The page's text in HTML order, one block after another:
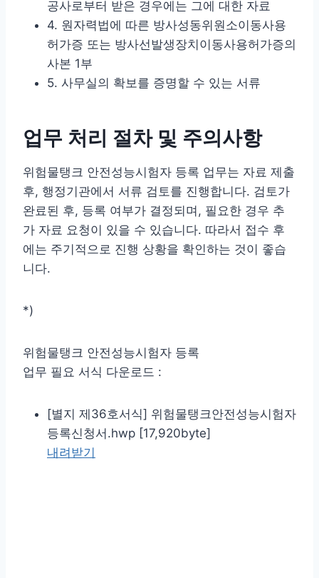
공사로부터 받은 경우에는 그에 대한 자료
4. 원자력법에 따른 방사성동위원소이동사용
허가증 또는 방사선발생장치이동사용허가증의
사본 1부
5. 사무실의 확보를 증명할 수 있는 서류
업무 처리 절차 및 주의사항
위험물탱크 안전성능시험자 등록 업무는 자료 제출
후, 행정기관에서 서류 검토를 진행합니다. 검토가
완료된 후, 등록 여부가 결정되며, 필요한 경우 추
가 자료 요청이 있을 수 있습니다. 따라서 접수 후
에는 주기적으로 진행 상황을 확인하는 것이 좋습
니다.
*)
위험물탱크 안전성능시험자 등록
업무 필요 서식 다운로드 :
[별지 제36호서식] 위험물탱크안전성능시험자
등록신청서.hwp [17,920byte]
내려받기